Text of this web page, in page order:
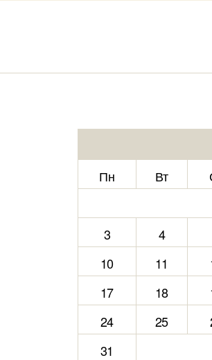
Пн Вт
3
4
10
11
17
18
24
25
31